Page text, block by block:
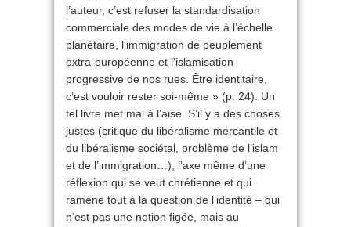
l’auteur, c’est refuser la standardisation
commerciale des modes de vie à l’échelle
planétaire, l’immigration de peuplement
extra-européenne et l’islamisation
progressive de nos rues. Être identitaire,
c’est vouloir rester soi-même » (p. 24). Un
tel livre met mal à l’aise. S’il y a des choses
justes (critique du libéralisme mercantile et
du libéralisme sociétal, problème de l’islam
et de l’immigration…), l’axe même d’une
réflexion qui se veut chrétienne et qui
ramène tout à la question de l’identité – qui
n’est pas une notion figée, mais au